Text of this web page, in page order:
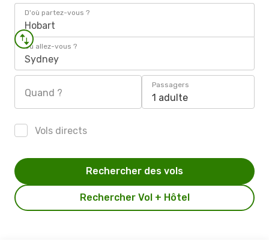
D'où partez-vous ?
Hobart
Où allez-vous ?
Sydney
Quand ?
Passagers
1 adulte
Vols directs
Rechercher Vol + Hôtel
Rechercher des vols